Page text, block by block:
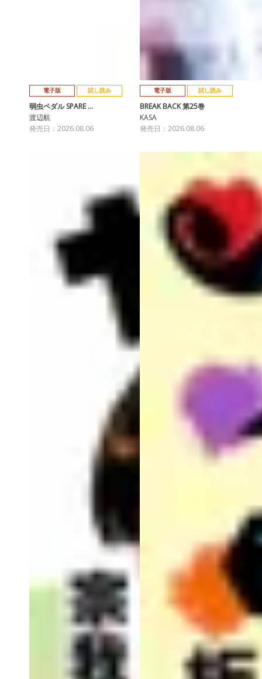
電子版 試し読み
弱虫ペダル SPARE …
渡辺航
発売日：2026.08.06
電子版 試し読み
BREAK BACK 第25巻
KASA
発売日：2026.08.06